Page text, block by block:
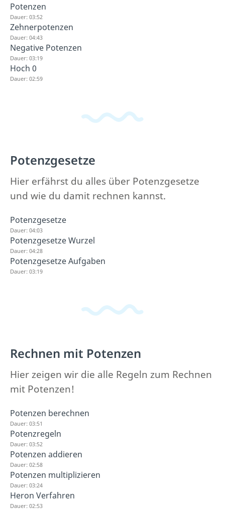
Potenzen
Dauer: 03:52
Zehnerpotenzen
Dauer: 04:43
Negative Potenzen
Dauer: 03:19
Hoch 0
Dauer: 02:59
Potenzgesetze
Hier erfährst du alles über Potenzgesetze
und wie du damit rechnen kannst.
Potenzgesetze
Dauer: 04:03
Potenzgesetze Wurzel
Dauer: 04:28
Potenzgesetze Aufgaben
Dauer: 03:19
Rechnen mit Potenzen
Hier zeigen wir die alle Regeln zum Rechnen
mit Potenzen!
Potenzen berechnen
Dauer: 03:51
Potenzregeln
Dauer: 03:52
Potenzen addieren
Dauer: 02:58
Potenzen multiplizieren
Dauer: 03:24
Heron Verfahren
Dauer: 02:53